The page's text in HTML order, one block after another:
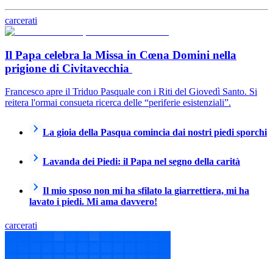
carcerati
Il Papa celebra la Missa in Cœna Domini nella
prigione di Civitavecchia
Francesco apre il Triduo Pasquale con i Riti del Giovedì Santo. Si
reitera l'ormai consueta ricerca delle “periferie esistenziali”.
La gioia della Pasqua comincia dai nostri piedi sporchi
Lavanda dei Piedi: il Papa nel segno della carità
Il mio sposo non mi ha sfilato la giarrettiera, mi ha
lavato i piedi. Mi ama davvero!
carcerati